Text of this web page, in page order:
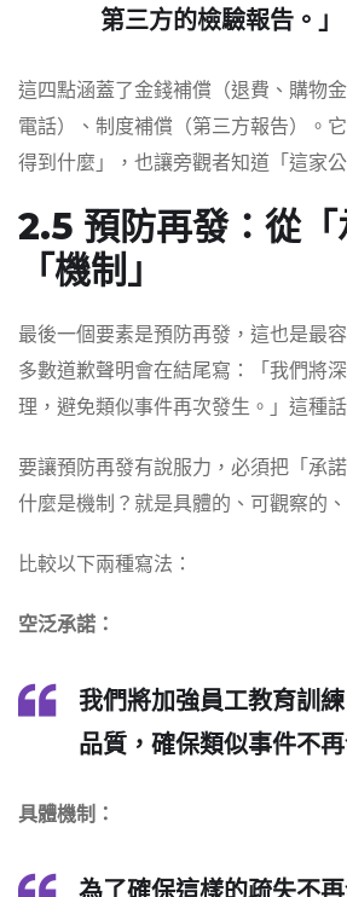
第三方的檢驗報告。」
這四點涵蓋了金錢補償（退費、購物
電話）、制度補償（第三方報告）。
得到什麼」，也讓旁觀者知道「這家
2.5 預防再發：從「
「機制」
最後一個要素是預防再發，這也是最
多數道歉聲明會在結尾寫：「我們將
理，避免類似事件再次發生。」這種
要讓預防再發有說服力，必須把「承
什麼是機制？就是具體的、可觀察的
比較以下兩種寫法：
空泛承諾：
我們將加強員工教育訓
品質，確保類似事件不再
具體機制：
為了確保這樣的疏失不